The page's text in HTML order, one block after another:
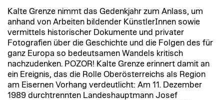
Kalte Grenze nimmt das Gedenkjahr zum Anlass, um
anhand von Arbeiten bildender KünstlerInnen sowie
vermittels historischer Dokumente und privater
Fotografien über die Geschichte und die Folgen des für
ganz Europa so bedeutsamen Wandels kritisch
nachzudenken. POZOR! Kalte Grenze erinnert damit an
ein Ereignis, das die Rolle Oberösterreichs als Region
am Eisernen Vorhang verdeutlicht: Am 11. Dezember
1989 durchtrennten Landeshauptmann Josef